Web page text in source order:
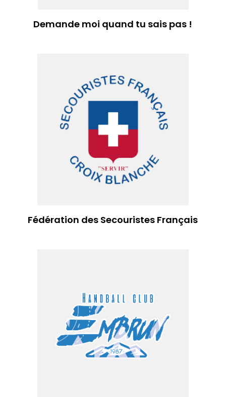
Demande moi quand tu sais pas !
Fédération des Secouristes Français